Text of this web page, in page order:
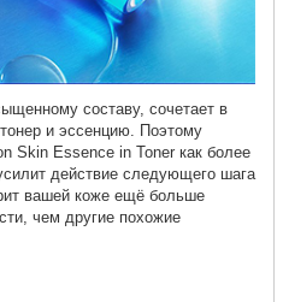
составу, сочетает в
и эссенцию. Поэтому
Skin Essence in Toner как более
действие следующего шага
вашей коже ещё больше
чем другие похожие